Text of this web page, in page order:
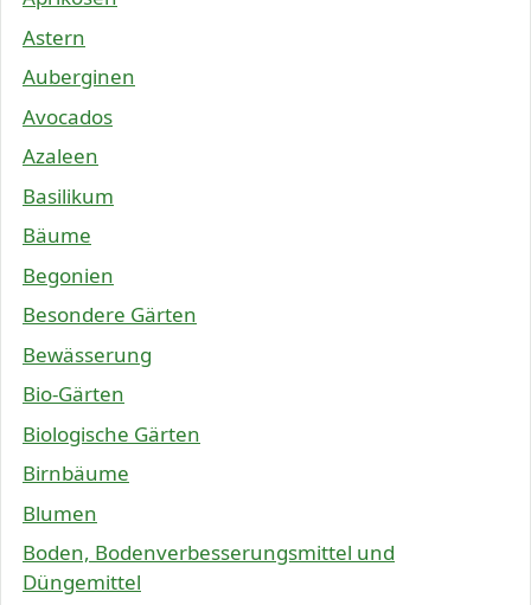
Astern
Auberginen
Avocados
Azaleen
Basilikum
Bäume
Begonien
Besondere Gärten
Bewässerung
Bio-Gärten
Biologische Gärten
Birnbäume
Blumen
Boden, Bodenverbesserungsmittel und
Düngemittel